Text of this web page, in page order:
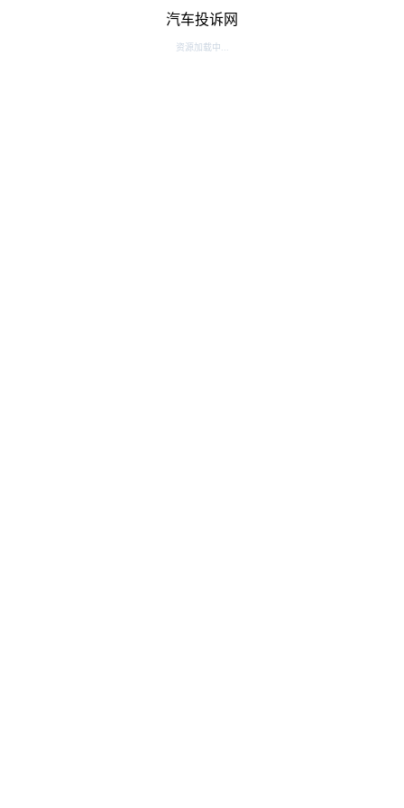
汽车投诉网
资源加载中...